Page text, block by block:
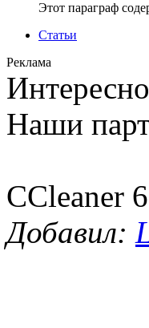
Этот параграф
Статьи
Реклама
Наши
CCleaner
Добавил: